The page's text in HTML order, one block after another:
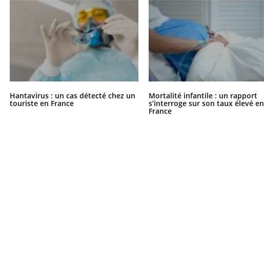
Hantavirus : un cas détecté chez un
touriste en France
Mortalité infantile : un rapport
s’interroge sur son taux élevé en
France
Chronique des Mains : se
pour l’été !Youtube
arrive… et avec lui, un tout nouveau
de vie ! Vacances, plage, piscine,
activités en plein air… Nos mains